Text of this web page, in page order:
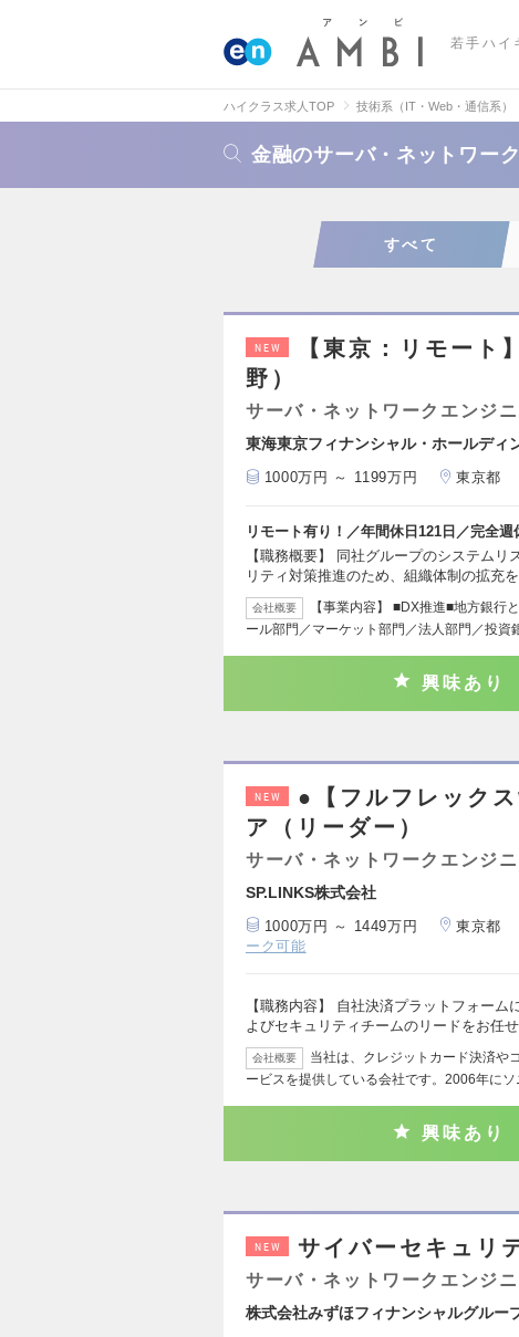
若手ハイ
ハイクラス求人TOP 技術系（IT・Web・通信系）
金融のサーバ・ネットワー
すべて
NEW
【東京：リモート
野）
サーバ・ネットワークエンジ
東海東京フィナンシャル・ホールディ
1000万円 ～ 1199万円 東京都
リモート有り！／年間休日121日／完全週
【職務概要】 同社グループのシステム
リティ対策推進のため、組織体制の拡充
会社概要
【事業内容】 ■DX推進■地方銀行
ール部門／マーケット部門／法人部門／投資
興味あり
NEW
●【フルフレック
ア（リーダー）
サーバ・ネットワークエンジ
SP.LINKS株式会社
1000万円 ～ 1449万円 東京都
ーク可能
【職務内容】 自社決済プラットフォー
よびセキュリティチームのリードをお任
会社概要
当社は、クレジットカード決済や
ービスを提供している会社です。2006年に
興味あり
NEW サイバーセキュリ
サーバ・ネットワークエンジ
株式会社みずほフィナンシャルグルー